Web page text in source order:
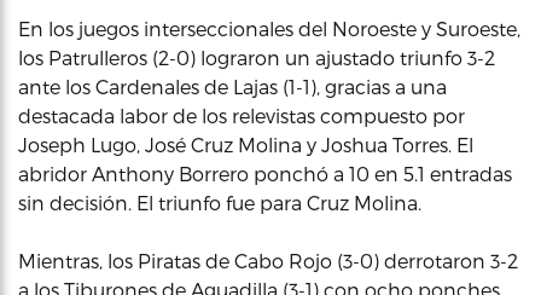
En los juegos interseccionales del Noroeste y Suroeste,
los Patrulleros (2-0) lograron un ajustado triunfo 3-2
ante los Cardenales de Lajas (1-1), gracias a una
destacada labor de los relevistas compuesto por
Joseph Lugo, José Cruz Molina y Joshua Torres. El
abridor Anthony Borrero ponchó a 10 en 5.1 entradas
sin decisión. El triunfo fue para Cruz Molina.
Mientras, los Piratas de Cabo Rojo (3-0) derrotaron 3-2
a los Tiburones de Aguadilla (3-1) con ocho ponches